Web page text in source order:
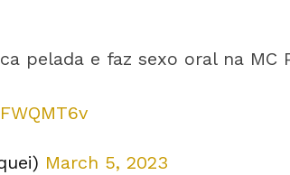
pelada e faz sexo oral na MC
March 5, 2023